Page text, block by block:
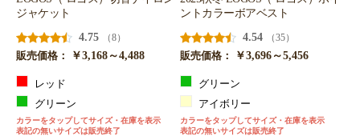
ジャケット
4.75
（8）
販売価格：
￥3,168～4,488
レッド
グリーン
カラーをタップしてサイズ・在庫を表示
表記の無いサイズは販売終了
ントカラーボアベスト
4.54
（35）
販売価格：
￥3,696～5,456
グリーン
アイボリー
カラーをタップしてサイズ・在庫を表示
表記の無いサイズは販売終了